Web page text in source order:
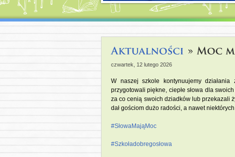
czwartek, 12 lutego 2026
W naszej szkole kontynuujemy działania
przygotowali piękne, ciepłe słowa dla
za co cenią swoich dziadków lub przekazali
dał gościom dużo radości, a nawet niektórych
#SłowaMająMoc
#Szkoładobregosłowa